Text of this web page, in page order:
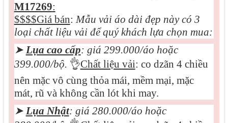
M17269:
$$$$Giá bán: Mẫu vải áo dài đẹp này có 3
loại chất liệu vải để quý khách lựa chọn mua:
➤ Lụa cao cấp: giá 299.000/áo hoặc
399.000/bộ. 👌Chất liệu vải: co dzãn 4 chiều
nên mặc vô cùng thỏa mái, mềm mại, mặc
mát, rũ và không cần lót khi may.
➤ Lụa Nhật: giá 280.000/áo hoặc